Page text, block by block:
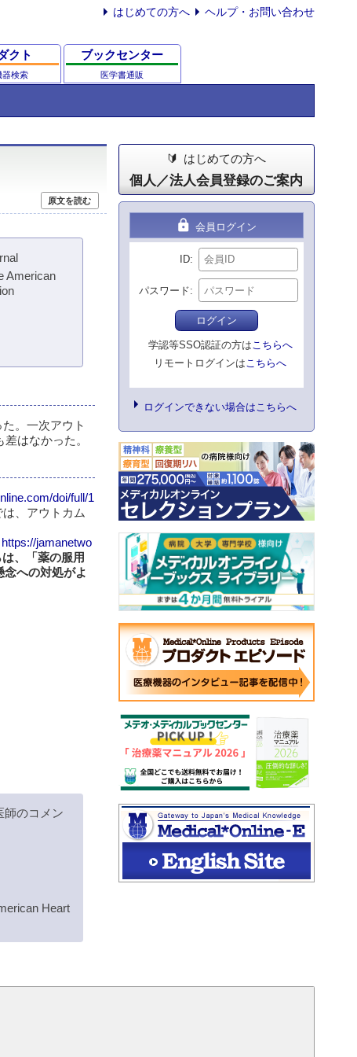
はじめての方へ ヘルプ・お問い合わせ
クト
器検索
ブックセンター
医学書通販
原文を読む
American
。一次アウト
はなかった。
doi/full/1
、アウトカム
https://jamanetwo
、「薬の服用
への対処がよ
師のコメン
Heart
はじめての方へ
個人／法人会員登録のご案内
lock 会員ログイン
ID
パスワード
ログイン
学認等SSO認証の方はこちらへ
リモートログインはこちらへ
ログインできない場合はこちらへ